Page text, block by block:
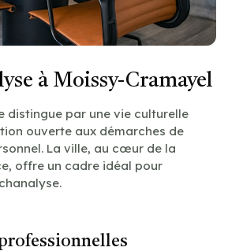
à Moissy-Cramayel
distingue par une vie culturelle
ouverte aux démarches de
La ville, au cœur de la
offre un cadre idéal pour